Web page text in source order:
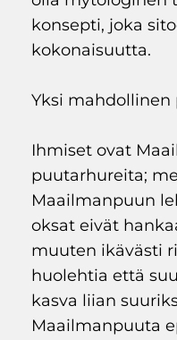
konsepti, joka
kokonaisuutta.
Yksi mahdollinen
Ihmiset ovat
puutarhureita;
Maailmanpuun
oksat eivät
muuten ikävästi
huolehtia että
kasva liian
Maailmanpuuta